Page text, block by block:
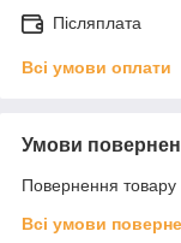
Післяплата
Всі умови оплати
Умови
Повернення товару
Всі умови